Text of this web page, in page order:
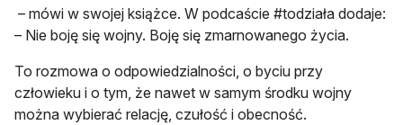
– mówi w swojej książce. W podcaście #todziała dodaje:
– Nie boję się wojny. Boję się zmarnowanego życia.
To rozmowa o odpowiedzialności, o byciu przy
człowieku i o tym, że nawet w samym środku wojny
można wybierać relację, czułość i obecność.